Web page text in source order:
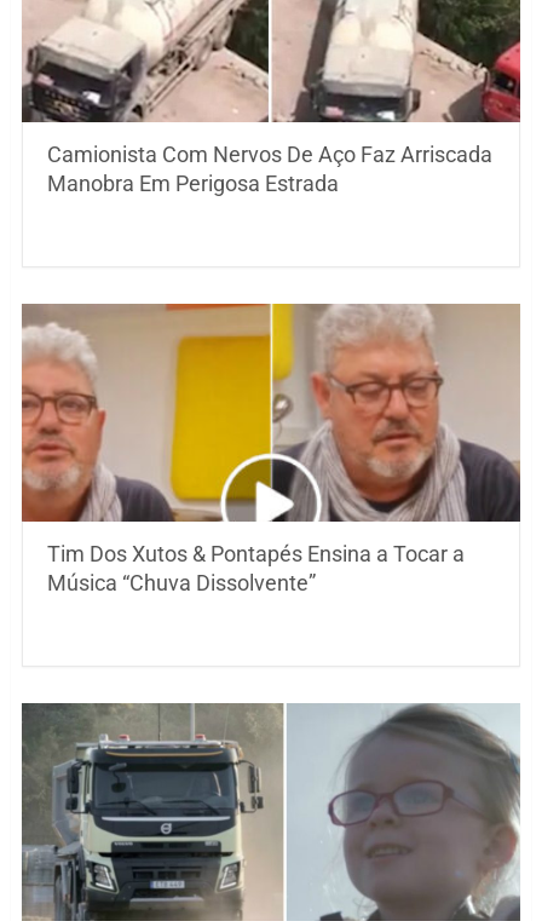
Camionista Com Nervos De Aço Faz Arriscada
Manobra Em Perigosa Estrada
Tim Dos Xutos & Pontapés Ensina a Tocar a
Música “Chuva Dissolvente”